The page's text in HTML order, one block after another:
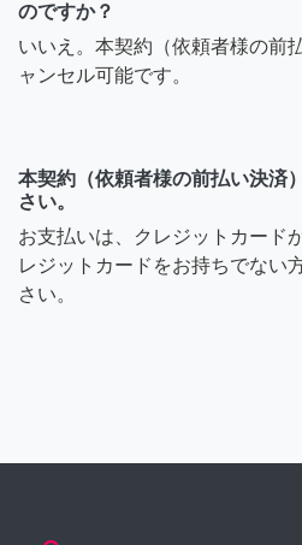
のですか？
いいえ。本契約（依頼者様の前
ャンセル可能です。
本契約（依頼者様の前払い決済
さい。
お支払いは、クレジットカード
レジットカードをお持ちでない
さい。